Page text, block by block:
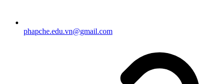
phapche.edu.vn@gmail.com